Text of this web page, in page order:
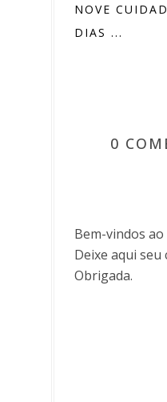
NOVE
DIAS ...
0
Bem-vindos
Deixe aqui seu
Obrigada.